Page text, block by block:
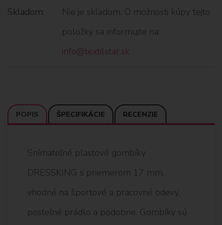
Skladom:
Nie je skladom. O možnosti kúpy tejto
položky sa informujte na:
info@textilstar.sk
POPIS ŠPECIFIKÁCIE RECENZIE
Snímateľné plastové gombíky
DRESSKING s priemerom 17 mm,
vhodné na športové a pracovné odevy,
posteľné prádlo a podobne. Gombíky sú